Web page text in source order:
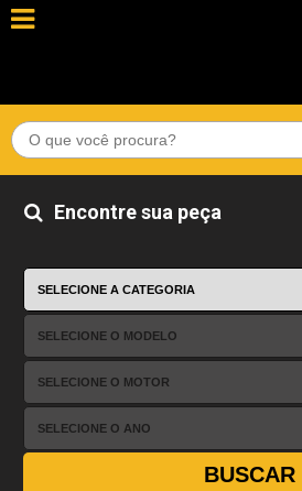
Encontre sua peça
BUSCAR